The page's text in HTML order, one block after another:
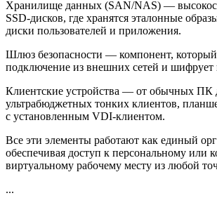
Хранилище данных (SAN/NAS) —
SSD-дисков, где хранятся эталонные
диски пользователей и приложения.
Шлюз безопасности — компонент,
подключение из внешних сетей и шифрует
Клиентские устройства — от обычных ПК
ультрабюджетных тонких клиентов,
с установленным VDI-клиентом.
Все эти элементы работают как единый
обеспечивая доступ к персональному или
виртуальному рабочему месту из любой
...